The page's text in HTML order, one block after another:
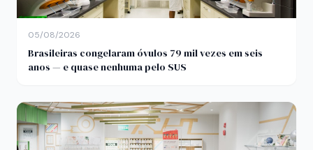
05/08/2026
Brasileiras congelaram óvulos 79 mil vezes em seis
anos — e quase nenhuma pelo SUS